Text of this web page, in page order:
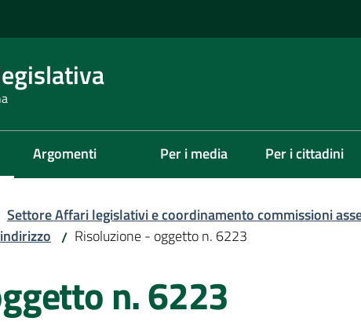
Argomenti Per i media Per i cittadini
Settore Affari legislativi e coordinamento commissioni
/ Risoluzione - oggetto n. 6223
n. 6223